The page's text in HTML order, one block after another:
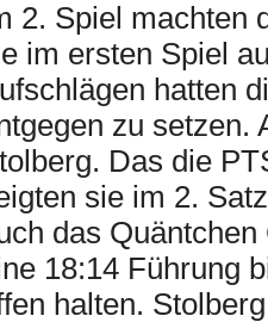
2. Spiel machten
im ersten Spiel
hatten
zu setzen.
Das die
sie im 2.
das
18:14 Führung
halten.